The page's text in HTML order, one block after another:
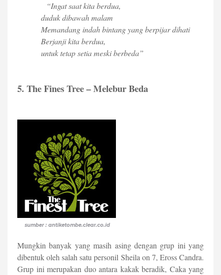
“Ingat saat kita berdua,
duduk dibawah malam
Memandang indah bintang yang berpijar dihati
Berjanji kita berdua,
untuk tetap setia meski berbeda”
5. The Fines Tree – Melebur Beda
sumber : antiketombe.clear.co.id
Mungkin banyak yang masih asing dengan grup ini yang
dibentuk oleh salah satu personil Sheila on 7, Eross Candra.
Grup ini merupakan duo antara kakak beradik, Caka yang